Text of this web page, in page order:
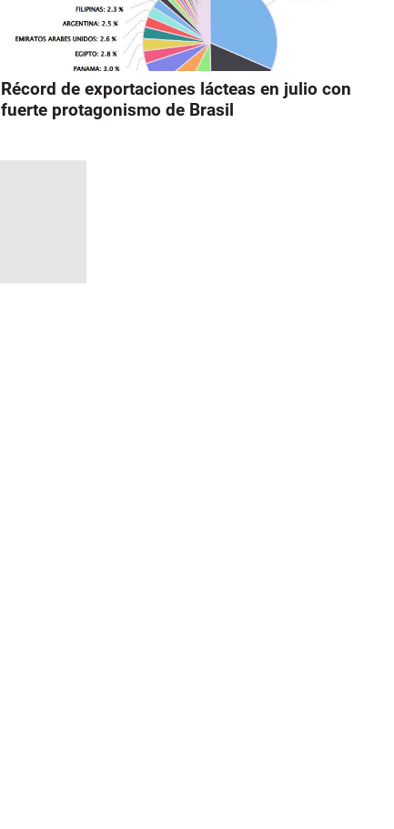
Récord de exportaciones lácteas en julio con
fuerte protagonismo de Brasil